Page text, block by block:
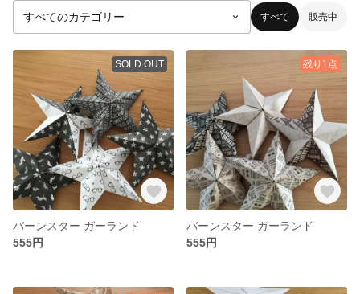
すべて 販売中
SOLD OUT
バーンスター ガーランド
555円
残り1点
バーンスター ガーランド
555円